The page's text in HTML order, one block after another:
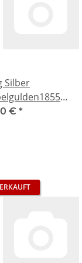
Silber
Königreich
€ *